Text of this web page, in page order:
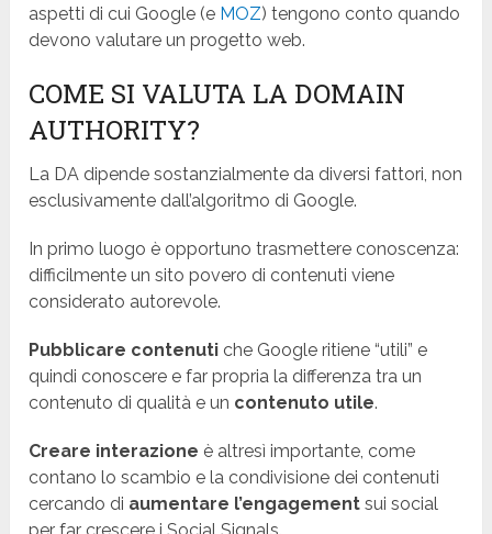
aspetti di cui Google (e MOZ) tengono conto quando
devono valutare un progetto web.
COME SI VALUTA LA DOMAIN
AUTHORITY?
La DA dipende sostanzialmente da diversi fattori, non
esclusivamente dall’algoritmo di Google.
In primo luogo è opportuno trasmettere conoscenza:
difficilmente un sito povero di contenuti viene
considerato autorevole.
Pubblicare contenuti che Google ritiene “utili” e
quindi conoscere e far propria la differenza tra un
contenuto di qualità e un contenuto utile.
Creare interazione è altresì importante, come
contano lo scambio e la condivisione dei contenuti
cercando di aumentare l’engagement sui social